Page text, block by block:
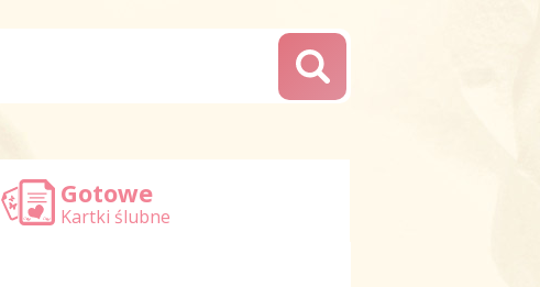
Gotowe
Kartki ślubne